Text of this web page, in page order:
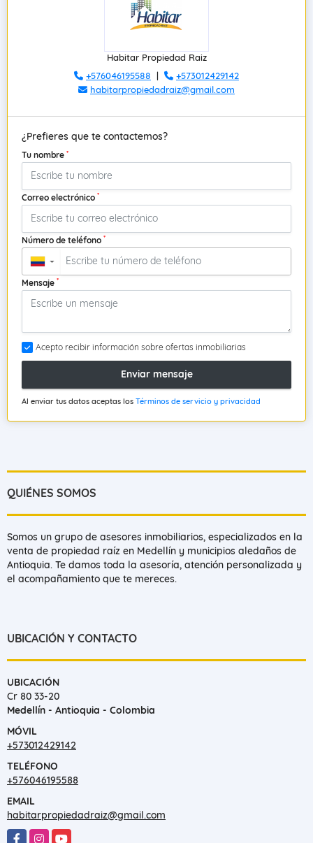
Habitar Propiedad Raiz
+576046195588 |
+573012429142
habitarpropiedadraiz@gmail.com
¿Prefieres que te contactemos?
Tu nombre *
Correo electrónico *
Número de teléfono *
▼
Mensaje *
Acepto recibir información sobre ofertas inmobiliarias
Enviar mensaje
Al enviar tus datos aceptas los Términos de servicio y privacidad
QUIÉNES SOMOS
Somos un grupo de asesores inmobiliarios, especializados en la
venta de propiedad raíz en Medellín y municipios aledaños de
Antioquia. Te damos toda la asesoría, atención personalizada y
el acompañamiento que te mereces.
UBICACIÓN Y CONTACTO
UBICACIÓN
Cr 80 33-20
Medellín - Antioquia - Colombia
MÓVIL
+573012429142
TELÉFONO
+576046195588
EMAIL
habitarpropiedadraiz@gmail.com
FacebookInstagram
YouTube